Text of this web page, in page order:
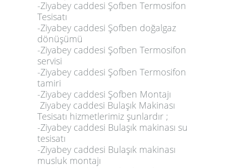
-Ziyabey caddesi Şofben Termosifon
Tesisatı
-Ziyabey caddesi Şofben doğalgaz
dönüşümü
-Ziyabey caddesi Şofben Termosifon
servisi
-Ziyabey caddesi Şofben Termosifon
tamiri
-Ziyabey caddesi Şofben Montajı
Ziyabey caddesi Bulaşık Makinası
Tesisatı hizmetlerimiz şunlardır ;
-Ziyabey caddesi Bulaşık makinası su
tesisatı
-Ziyabey caddesi Bulaşık makinası
musluk montajı